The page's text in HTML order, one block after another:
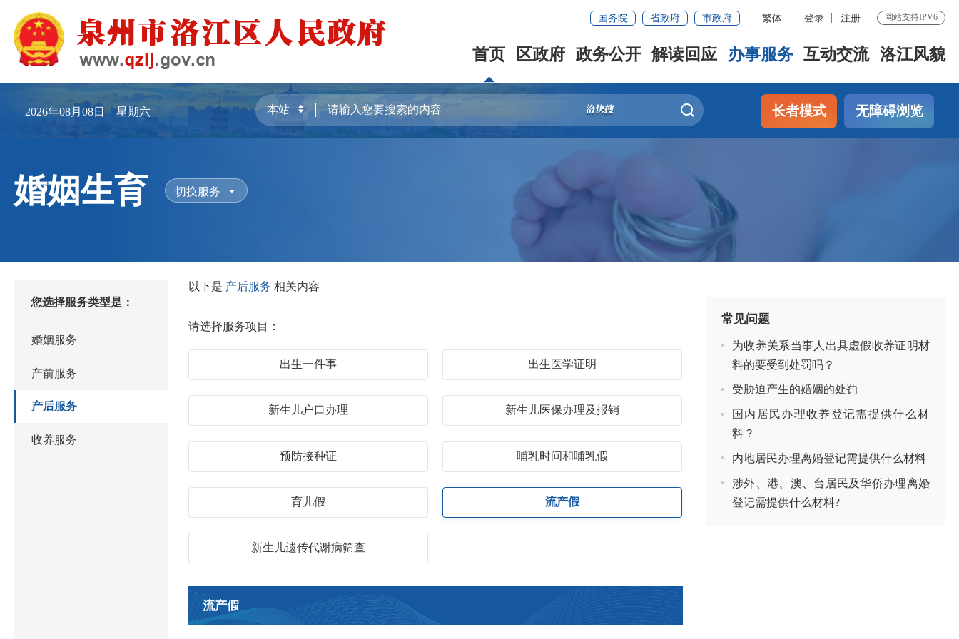
国务院 省政府 市政府 繁体 登录 注册 网站支持IPV6
首页 区政府 政务公开 解读回应 办事服务 互动交流 洛江风貌
2026年08月08日 星期六 长者模式 无障碍浏览
婚姻生育 切换服务
您选择服务类型是：
婚姻服务
产前服务
产后服务
收养服务
以下是 产后服务相关内容
请选择服务项目：
出生一件事 出生医学证明
新生儿户口办理 新生儿医保办理及报销
预防接种证 哺乳时间和哺乳假
育儿假 流产假
新生儿遗传代谢病筛查
流产假
常见问题
为收养关系当事人出具虚假收养证明材
料的要受到处罚吗？
受胁迫产生的婚姻的处罚
国内居民办理收养登记需提供什么材
料？
内地居民办理离婚登记需提供什么材料
涉外、港、澳、台居民及华侨办理离婚
登记需提供什么材料?